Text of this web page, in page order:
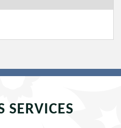
SERVICES